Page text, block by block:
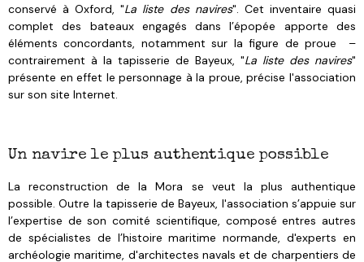
conservé à Oxford, "La liste des navires". Cet inventaire quasi
complet des bateaux engagés dans l’épopée apporte des
éléments concordants, notamment sur la figure de proue –
contrairement à la tapisserie de Bayeux, "La liste des navires"
présente en effet le personnage à la proue, précise l'association
sur son site Internet.
Un navire le plus authentique possible
La reconstruction de la Mora se veut la plus authentique
possible. Outre la tapisserie de Bayeux, l'association s’appuie sur
l’expertise de son comité scientifique, composé entres autres
de spécialistes de l’histoire maritime normande, d'experts en
archéologie maritime, d'architectes navals et de charpentiers de